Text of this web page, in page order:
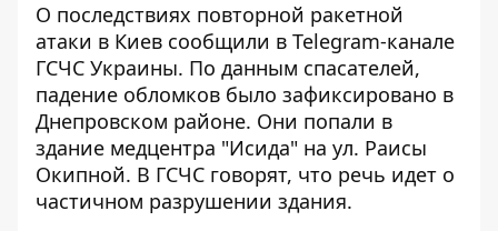
О последствиях повторной ракетной
атаки в Киев сообщили в Telegram-канале
ГСЧС Украины. По данным спасателей,
падение обломков было зафиксировано в
Днепровском районе. Они попали в
здание медцентра "Исида" на ул. Раисы
Окипной. В ГСЧС говорят, что речь идет о
частичном разрушении здания.